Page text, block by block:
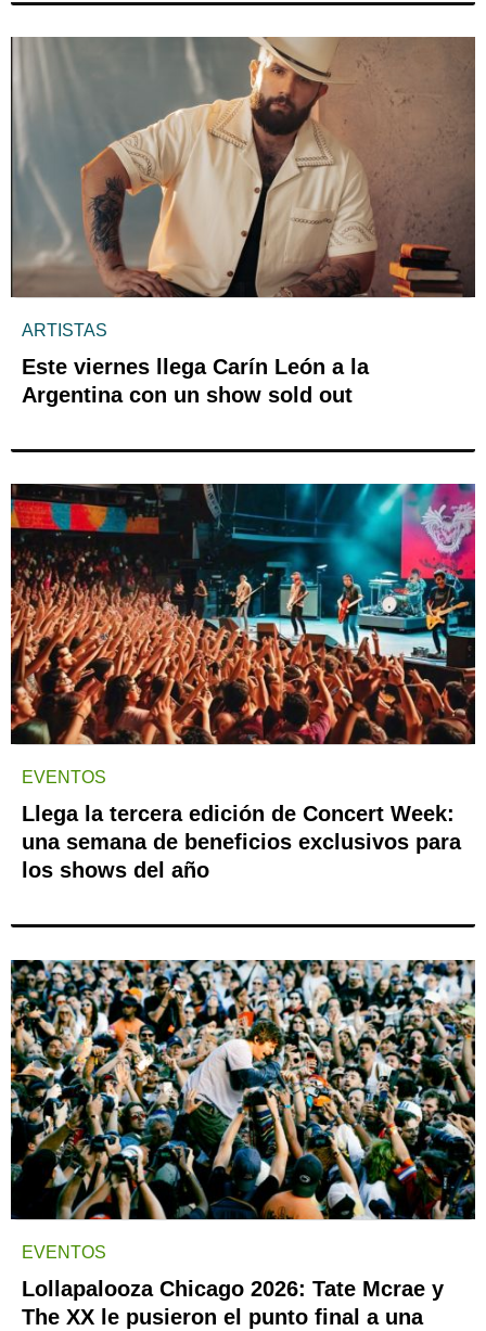
ARTISTAS
Este viernes llega Carín León a la
Argentina con un show sold out
EVENTOS
Llega la tercera edición de Concert Week:
una semana de beneficios exclusivos para
los shows del año
EVENTOS
Lollapalooza Chicago 2026: Tate Mcrae y
The XX le pusieron el punto final a una